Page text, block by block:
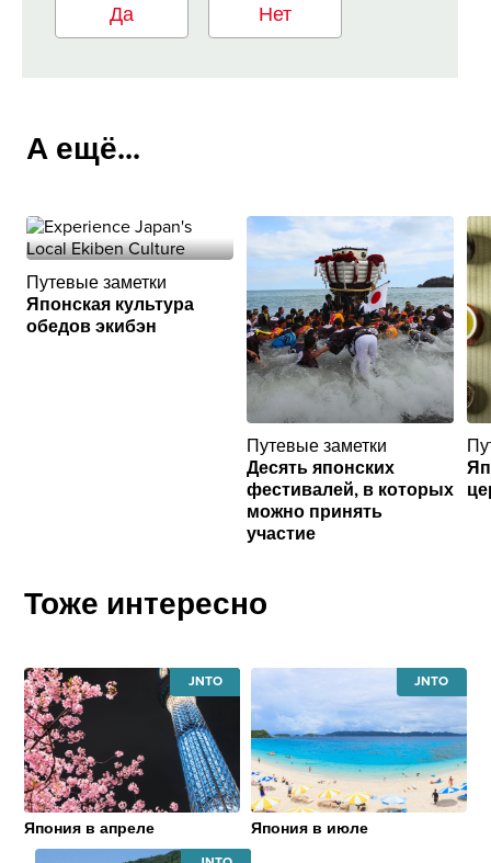
Да Нет
А ещё...
Путевые заметки
Японская культура
обедов экибэн
Путевые заметки
Десять японских
фестивалей, в которых
можно принять
участие
Тоже интересно
Япония в апреле
JAPAN
NATIONAL
TOURISM
ORGANIZATION
Япония в июле
JAPAN
NATIONAL
TOURISM